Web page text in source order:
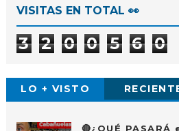
VISITAS EN TOTAL 👀
3 2 0 0 5 6 0
LO + VISTO
🔴¿QUÉ